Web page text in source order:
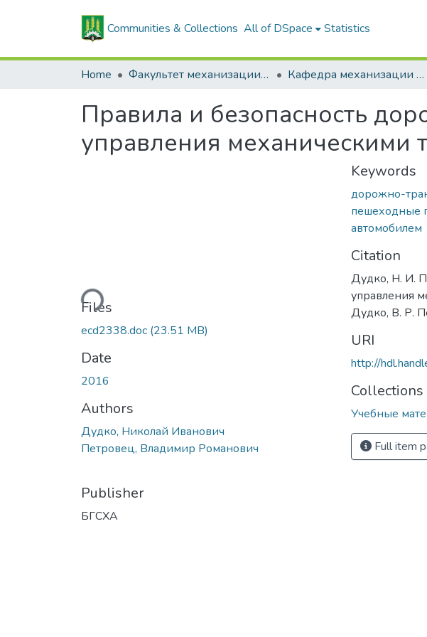
Communities & Collections All of DSpace Statistics
Home Факультет механизации сельского хозяйства Кафедра механизации растениеводства и практического обучения
Правила и безопасность
управления механическими
Loading...
Files
ecd2338.doc (23.51 MB)
Date
2016
Authors
Дудко, Николай Иванович
Петровец, Владимир Романович
Publisher
БГСХА
Keywords
дорожно-
пешеходные
автомобилем
Citation
Дудко, Н. И.
управления
Дудко, В. Р.
URI
http://
Collections
Учебные
Full item